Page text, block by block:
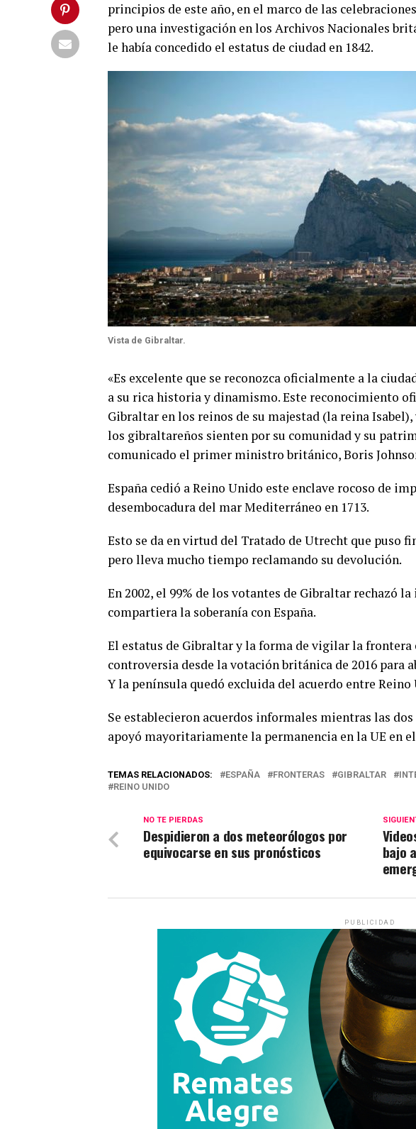
principios de este año, en el marco de las
pero una investigación en los Archivos Nacionales
le había concedido el estatus de ciudad en 1842.
Vista de Gibraltar.
«Es excelente que se reconozca oficialmente a la
a su rica historia y dinamismo. Este reconocimiento
Gibraltar en los reinos de su majestad (la reina
los gibraltareños sienten por su comunidad y su
comunicado el primer ministro británico, Boris
España cedió a Reino Unido este enclave rocoso de
desembocadura del mar Mediterráneo en 1713.
Esto se da en virtud del Tratado de Utrecht que puso
pero lleva mucho tiempo reclamando su devolución.
En 2002, el 99% de los votantes de Gibraltar rechazó
compartiera la soberanía con España.
El estatus de Gibraltar y la forma de vigilar la frontera
controversia desde la votación británica de 2016 para
Y la península quedó excluida del acuerdo entre
Se establecieron acuerdos informales mientras las
apoyó mayoritariamente la permanencia en la UE en
TEMAS RELACIONADOS: ESPAÑA FRONTERAS GIBRALTAR
REINO UNIDO
bajo
NO TE PIERDAS
Despidieron a dos meteorólogos por
equivocarse en sus pronósticos
PUBLICIDAD